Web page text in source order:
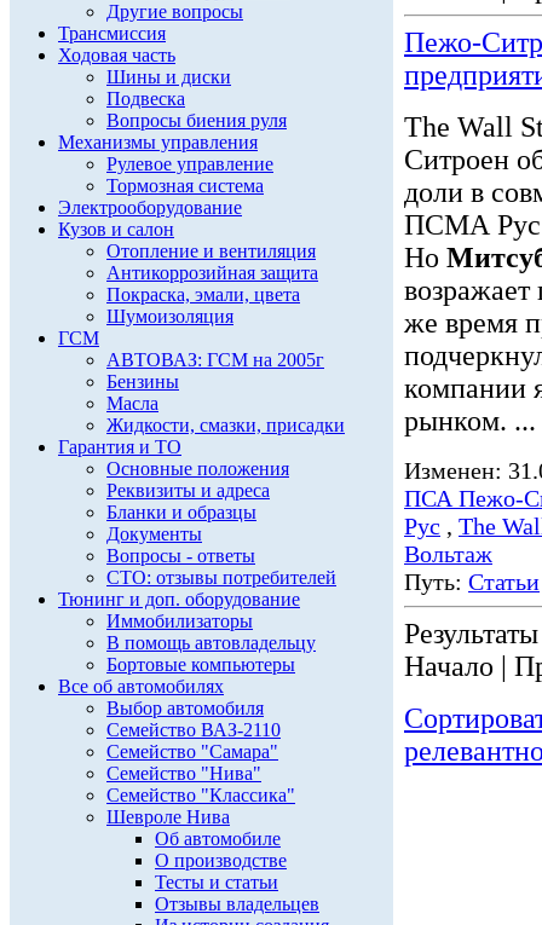
Другие вопросы
Трансмиссия
Ходовая часть
Шины и диски
Подвеска
Вопросы биения руля
Механизмы управления
Рулевое управление
Тормозная система
Электрооборудование
Кузов и салон
Отопление и вентиляция
Антикоррозийная защита
Покраска, эмали, цвета
Шумоизоляция
ГСМ
АВТОВАЗ: ГСМ на 2005г
Бензины
Масла
Жидкости, смазки, присадки
Гарантия и ТО
Основные положения
Реквизиты и адреса
Бланки и образцы
Документы
Вопросы - ответы
СТО: отзывы потребителей
Тюнинг и доп. оборудование
Иммобилизаторы
В помощь автовладельцу
Бортовые компьютеры
Все об автомобилях
Выбор автомобиля
Семейство ВАЗ-2110
Семейство "Самара"
Семейство "Нива"
Семейство "Классика"
Шевроле Нива
Об автомобиле
О производстве
Тесты и статьи
Отзывы владельцев
Пежо-
The Wall
Ситроен
доли в
ПСМА Рус
Но
же время
компании
рынком. ...
Изменен:
ПСА Пежо-
Рус , The
Вольтаж
Путь: Статьи
Начало |